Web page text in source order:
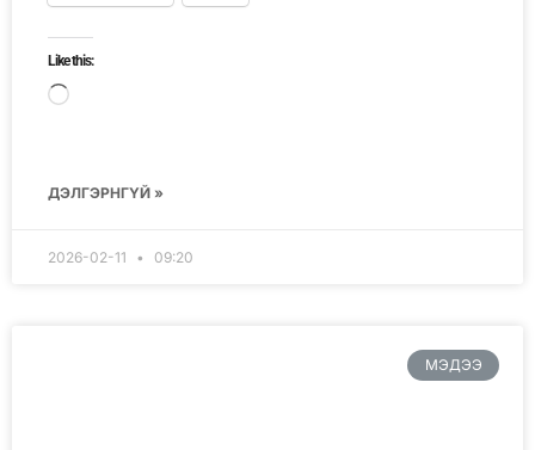
Like this:
ДЭЛГЭРНГҮЙ »
2026-02-11 09:20
МЭДЭЭ